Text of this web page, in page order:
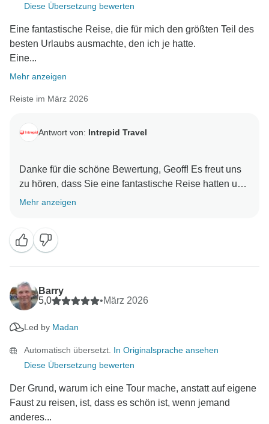
Diese Übersetzung bewerten
Eine fantastische Reise, die für mich den größten Teil des
besten Urlaubs ausmachte, den ich je hatte.
Eine...
Mehr anzeigen
Reiste im März 2026
Antwort von: Intrepid Travel
Danke für die schöne Bewertung, Geoff! Es freut uns
zu hören, dass Sie eine fantastische Reise hatten und
dass Ihr Reiseleiter Sie mit Wissen, Leidenschaft und
Mehr anzeigen
Barry
5,0
•März 2026
Led by Madan
Automatisch übersetzt. In Originalsprache ansehen
Diese Übersetzung bewerten
Der Grund, warum ich eine Tour mache, anstatt auf eigene
Faust zu reisen, ist, dass es schön ist, wenn jemand
anderes...